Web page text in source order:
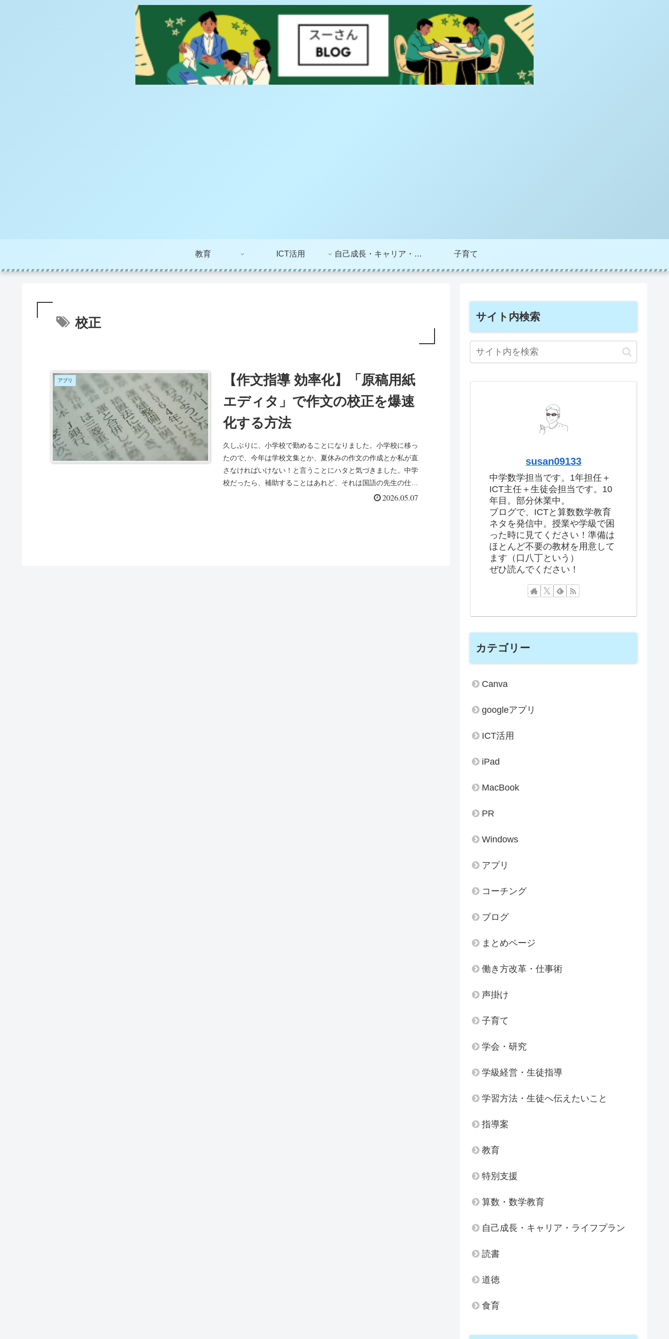
教育 ICT活用 自己成長・キャリア・ライフプラン 子育て
校正
アプリ
【作文指導 効率化】「原稿用紙
エディタ」で作文の校正を爆速
化する方法
久しぶりに、小学校で勤めることになりました。小学校に移っ
たので、今年は学校文集とか、夏休みの作文の作成とか私が直
さなければいけない！と言うことにハタと気づきました。中学
校だったら、補助することはあれど、それは国語の先生の仕事
2026.05.07
サイト内検索
susan09133
中学数学担当です。1年担任＋
ICT主任＋生徒会担当です。10
年目。部分休業中。
ブログで、ICTと算数数学教育
ネタを発信中。授業や学級で困
った時に見てください！準備は
ほとんど不要の教材を用意して
ます（口八丁という）
ぜひ読んでください！
カテゴリー
Canva
googleアプリ
ICT活用
iPad
MacBook
PR
Windows
アプリ
コーチング
ブログ
まとめページ
働き方改革・仕事術
声掛け
子育て
学会・研究
学級経営・生徒指導
学習方法・生徒へ伝えたいこと
指導案
教育
特別支援
算数・数学教育
自己成長・キャリア・ライフプラン
読書
道徳
食育